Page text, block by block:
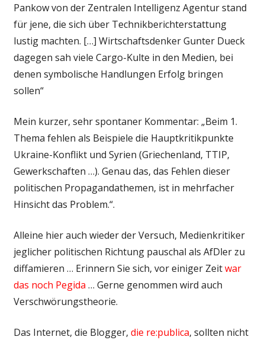
Pankow von der Zentralen Intelligenz Agentur stand
für jene, die sich über Technikberichterstattung
lustig machten. […] Wirtschaftsdenker Gunter Dueck
dagegen sah viele Cargo-Kulte in den Medien, bei
denen symbolische Handlungen Erfolg bringen
sollen“
Mein kurzer, sehr spontaner Kommentar: „Beim 1.
Thema fehlen als Beispiele die Hauptkritikpunkte
Ukraine-Konflikt und Syrien (Griechenland, TTIP,
Gewerkschaften …). Genau das, das Fehlen dieser
politischen Propagandathemen, ist in mehrfacher
Hinsicht das Problem.“.
Alleine hier auch wieder der Versuch, Medienkritiker
jeglicher politischen Richtung pauschal als AfDler zu
diffamieren … Erinnern Sie sich, vor einiger Zeitwar
das noch Pegida … Gerne genommen wird auch
Verschwörungstheorie.
Das Internet, die Blogger, die re:publica, sollten nicht